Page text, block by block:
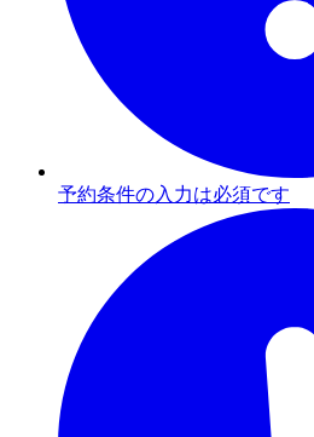
予約条件の入力は必須です